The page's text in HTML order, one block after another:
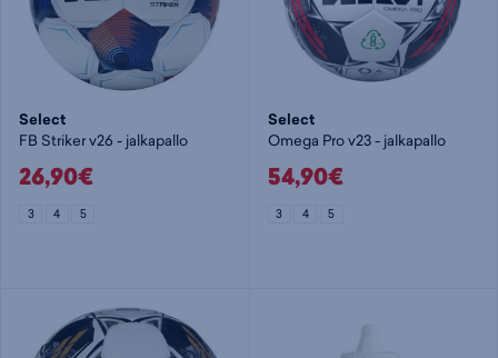
Select
FB Striker v26 - jalkapallo
26,90€
3 4 5
Select
Omega Pro v23 - jalkapallo
54,90€
3 4 5